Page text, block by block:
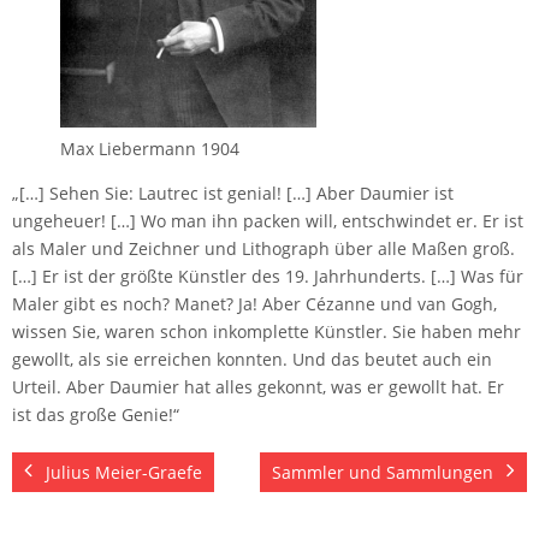
Max Liebermann 1904
„[…] Sehen Sie: Lautrec ist genial! […] Aber Daumier ist
ungeheuer! […] Wo man ihn packen will, entschwindet er. Er ist
als Maler und Zeichner und Lithograph über alle Maßen groß.
[…] Er ist der größte Künstler des 19. Jahrhunderts. […] Was für
Maler gibt es noch? Manet? Ja! Aber Cézanne und van Gogh,
wissen Sie, waren schon inkomplette Künstler. Sie haben mehr
gewollt, als sie erreichen konnten. Und das beutet auch ein
Urteil. Aber Daumier hat alles gekonnt, was er gewollt hat. Er
ist das große Genie!“
Julius Meier-Graefe Sammler und Sammlungen